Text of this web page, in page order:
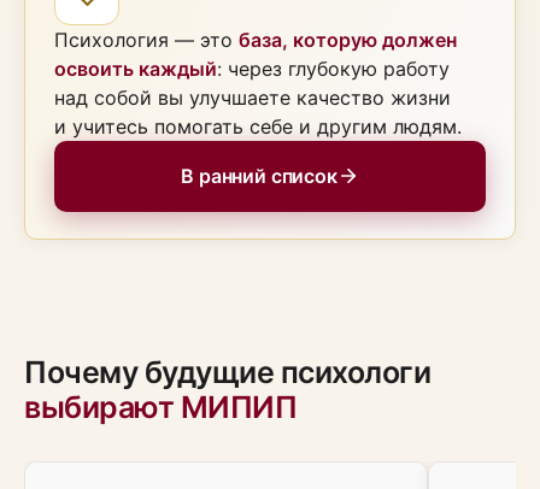
Психология — это база, которую должен
освоить каждый: через глубокую работу
над собой вы улучшаете качество жизни
и учитесь помогать себе и другим людям.
В ранний список
Почему будущие психологи
выбирают МИПИП